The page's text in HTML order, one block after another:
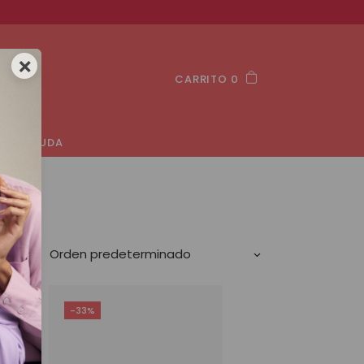
CARRITO 0
AYUDA
Orden predeterminado
-33%
×